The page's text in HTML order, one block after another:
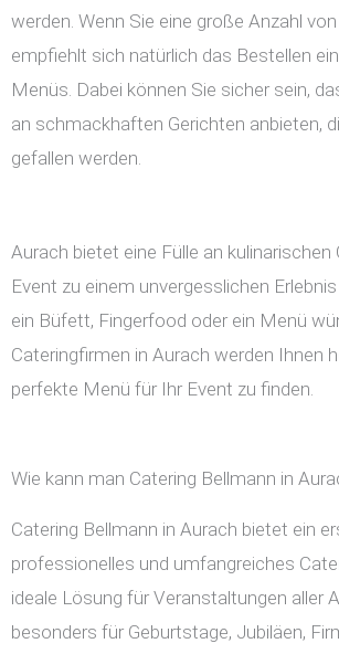
werden. Wenn Sie eine große Anzahl
empfiehlt sich natürlich das Bestellen
Menüs. Dabei können Sie sicher sein,
an schmackhaften Gerichten anbieten,
gefallen werden.
Aurach bietet eine Fülle an kulinarischen
Event zu einem unvergesslichen
ein Büfett, Fingerfood oder ein Menü
Cateringfirmen in Aurach werden Ihnen
perfekte Menü für Ihr Event zu finden.
Wie kann man Catering Bellmann in
Catering Bellmann in Aurach bietet ein
professionelles und umfangreiches
ideale Lösung für Veranstaltungen aller
besonders für Geburtstage, Jubiläen,